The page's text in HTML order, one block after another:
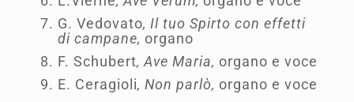
G. Vedovato, Il tuo Spirto con effetti
di campane, organo
F. Schubert, Ave Maria, organo e voce
E. Ceragioli, Non parlò, organo e voce